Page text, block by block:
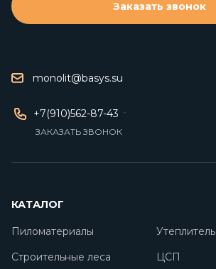
monolit@basys.su
+7(910)562-87-43
ЗАКАЗАТЬ ЗВОНОК
Заказать звонок
КАТАЛОГ
Пиломатериалы
Утеплитель
Строительные леса
ЦСП